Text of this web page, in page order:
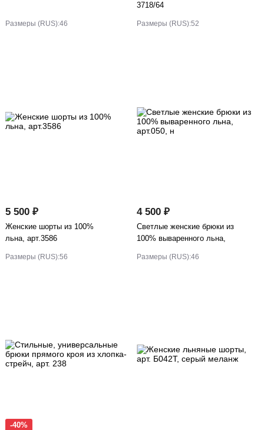
Размеры (RUS):46
3718/64
Размеры (RUS):52
5 500 ₽
Женские шорты из 100%
льна, арт.3586
Размеры (RUS):56
4 500 ₽
Светлые женские брюки из
100% вываренного льна,
Размеры (RUS):46
-40%